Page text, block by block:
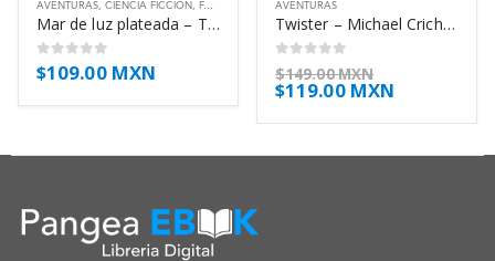
AVENTURAS, CIENCIA FICCIÓN , FANTÁSTICO
Mar de luz plateada – Tad Williams
0out of 5
$109.00 MXN
AVENTURAS
Twister – Michael Crichton
0out of 5
$149.00 MXN
$119.00 MXN